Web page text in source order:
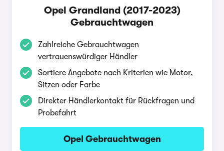
Opel Grandland (2017-2023)
Gebrauchtwagen
Zahlreiche Gebrauchtwagen
vertrauenswürdiger Händler
Sortiere Angebote nach Kriterien wie Motor,
Sitzen oder Farbe
Direkter Händlerkontakt für Rückfragen und
Probefahrt
Opel Gebrauchtwagen